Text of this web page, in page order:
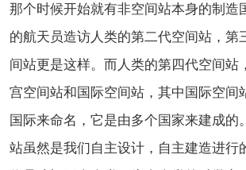
那个时候开始就有非空间站本身的制造
的航天员造访人类的第二代空间站，第
间站更是这样。而人类的第四代空间站
宫空间站和国际空间站，其中国际空间
国际来命名，它是由多个国家来建成的
站虽然是我们自主设计，自主建造进行